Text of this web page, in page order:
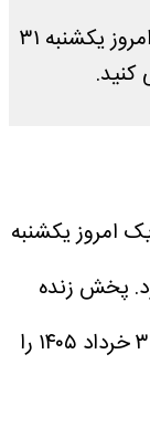
پخش زنده بازی فوتبال ایران و بلژیک امروز یکشنبه ۳۱
امروز یکشنبه
پخش زنده
بازی فوتبال ایران و بلژیک امروز یکشنبه ۳۱ خرداد ۱۴۰۵ را